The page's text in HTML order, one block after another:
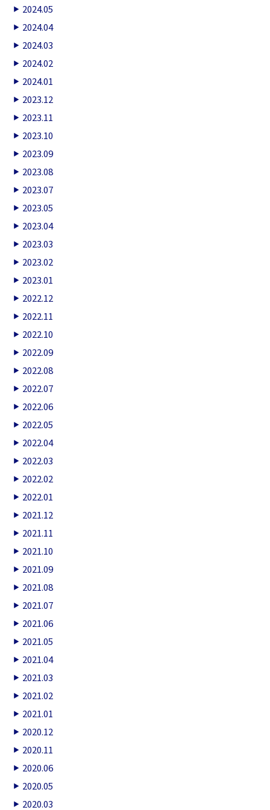
2024.05
2024.04
2024.03
2024.02
2024.01
2023.12
2023.11
2023.10
2023.09
2023.08
2023.07
2023.05
2023.04
2023.03
2023.02
2023.01
2022.12
2022.11
2022.10
2022.09
2022.08
2022.07
2022.06
2022.05
2022.04
2022.03
2022.02
2022.01
2021.12
2021.11
2021.10
2021.09
2021.08
2021.07
2021.06
2021.05
2021.04
2021.03
2021.02
2021.01
2020.12
2020.11
2020.06
2020.05
2020.03